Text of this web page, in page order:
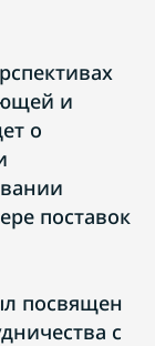
и
о
поставок
посвящен
с